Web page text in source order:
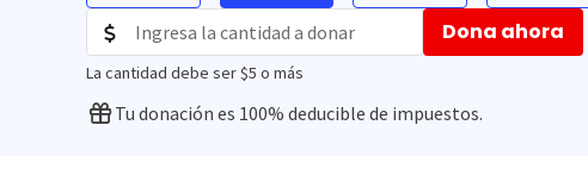
La cantidad debe ser $5 o más
Dona ahora
Tu donación es 100% deducible de impuestos.